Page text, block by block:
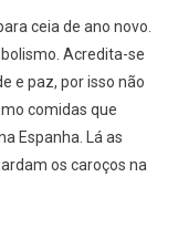
ceia de ano novo.
Acredita-se
e paz, por isso não
comidas que
Espanha. Lá as
os caroços na